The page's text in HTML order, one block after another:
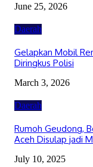
June 25, 2026
Daerah
Gelapkan Mobil
Diringkus Polisi
March 3, 2026
Daerah
Rumoh Geudong,
Aceh Disulap jadi
July 10, 2025